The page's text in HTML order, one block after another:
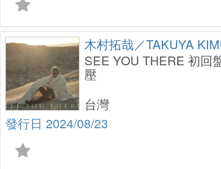
木村拓哉／TAKUYA
SEE YOU THERE 初回
壓
2024/08/23
台灣